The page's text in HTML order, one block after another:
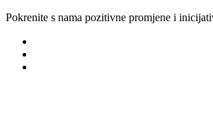
Pokrenite s nama pozitivne promjene i